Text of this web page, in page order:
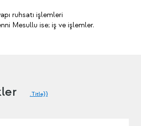
ruhsatı işlemleri
Mesullu ise; iş ve işlemler.
.Title}}